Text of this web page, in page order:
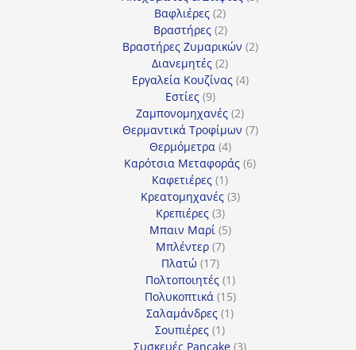
Βαφλιέρες 22
προϊόντα
Βραστήρες 22
προϊόντα
Βραστήρες Ζυμαρικών 22
Διανεμητές 22
προϊόντα
Εργαλεία Κουζίνας 44
Εστίες 99
προϊόντα
Ζαμπονομηχανές 22
προϊόντα
Θερμαντικά Τροφίμων 77
Θερμόμετρα 44
προϊόντα
Καρότσια Μεταφοράς 66
Καφετιέρες 11
προϊόν
Κρεατομηχανές 33
Κρεπιέρες 33
προϊόντα
Μπαιν Μαρί 55
Μπλέντερ 77
Πλατώ 1717
προϊόντα
Πολτοποιητές 11
προϊόν
Πολυκοπτικά 1515
προϊόντα
Σαλαμάνδρες 11
Σουπιέρες 11
προϊόν
Συσκευές Pancake 33